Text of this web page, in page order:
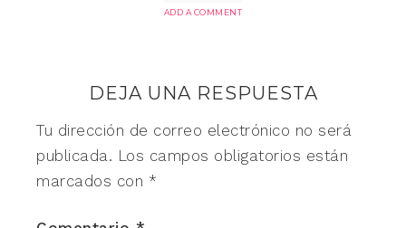
ADD A COMMENT
DEJA UNA RESPUESTA
Tu dirección de correo electrónico no será
publicada. Los campos obligatorios están
marcados con *